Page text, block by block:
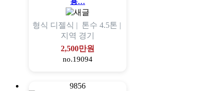
형식 디젤식 | 톤수 4.5톤 |
지역 경기
2,500만원
no.19094
9856